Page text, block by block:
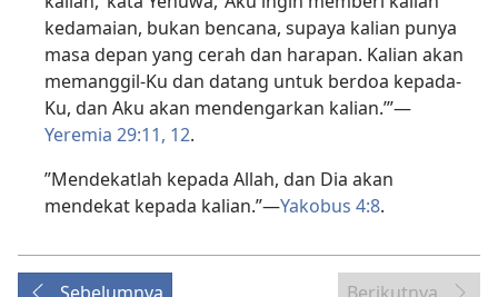
kedamaian, bukan bencana, supaya kalian punya
masa depan yang cerah dan harapan. Kalian akan
memanggil-Ku dan datang untuk berdoa kepada-
Ku, dan Aku akan mendengarkan kalian.’”​—
Yeremia 29:11, 12.
”Mendekatlah kepada Allah, dan Dia akan
mendekat kepada kalian.”​—Yakobus 4:8.